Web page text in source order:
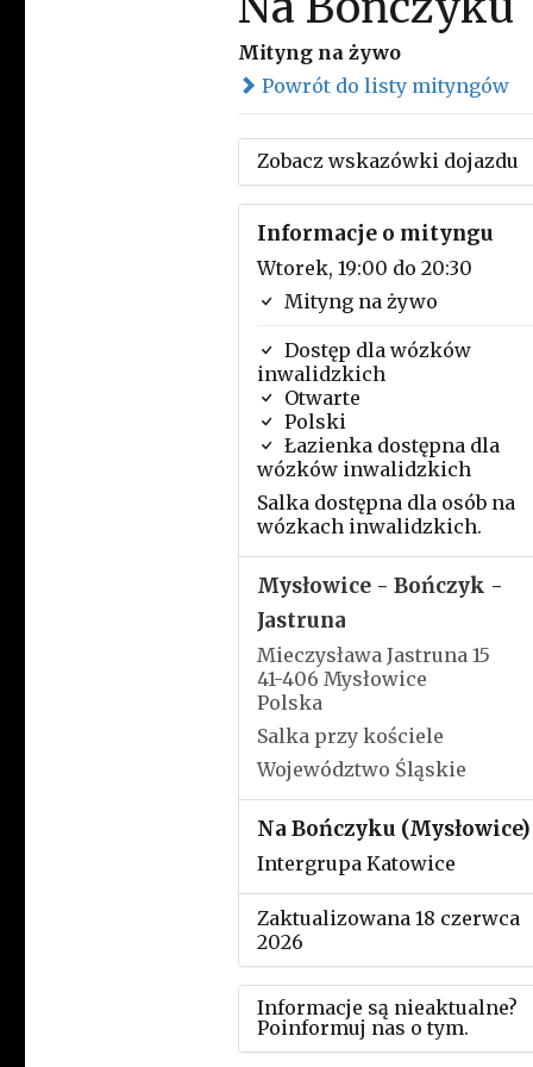
Mityng na żywo
Powrót do listy mityngów
Zobacz wskazówki dojazdu
Informacje o mityngu
Wtorek, 19:00 do 20:30
Mityng na żywo
Dostęp dla wózków
inwalidzkich
Otwarte
Polski
Łazienka dostępna dla
wózków inwalidzkich
Salka dostępna dla osób na
wózkach inwalidzkich.
Mysłowice - Bończyk -
Jastruna
Mieczysława Jastruna 15
41-406 Mysłowice
Polska
Salka przy kościele
Województwo Śląskie
Na Bończyku (Mysłowice)
Intergrupa Katowice
Zaktualizowana 18 czerwca
2026
Informacje są nieaktualne?
Poinformuj nas o tym.